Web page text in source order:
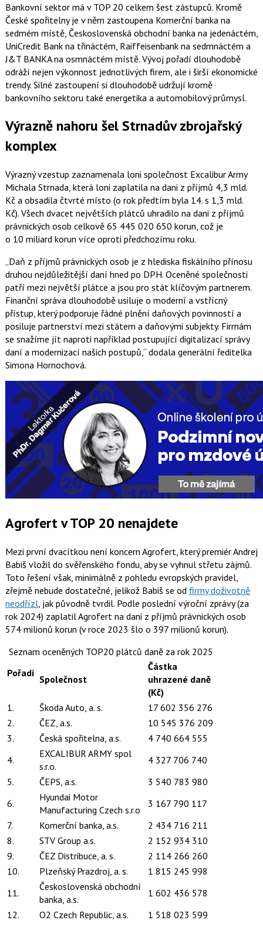
Bankovní sektor má v TOP 20 celkem šest zástupců. Kromě
České spořitelny je v něm zastoupena Komerční banka na
sedmém místě, Československá obchodní banka na jedenáctém,
UniCredit Bank na třináctém, Raiffeisenbank na sedmnáctém a
J&T BANKA na osmnáctém místě. Vývoj pořadí dlouhodobě
odráží nejen výkonnost jednotlivých firem, ale i širší ekonomické
trendy. Silné zastoupení si dlouhodobě udržují kromě
bankovního sektoru také energetika a automobilový průmysl.
Výrazně nahoru šel Strnadův zbrojařský
komplex
Výrazný vzestup zaznamenala loni společnost Excalibur Army
Michala Strnada, která loni zaplatila na dani z příjmů 4,3 mld.
Kč a obsadila čtvrté místo (o rok předtím byla 14. s 1,3 mld.
Kč). Všech dvacet největších plátců uhradilo na dani z příjmů
právnických osob celkově 65 445 020 650 korun, což je
o 10 miliard korun více oproti předchozímu roku.
Daň z příjmů právnických osob je z hlediska fiskálního přínosu
druhou nejdůležitější daní hned po DPH. Oceněné společnosti
patří mezi největší plátce a jsou pro stát klíčovým partnerem.
Finanční správa dlouhodobě usiluje o moderní a vstřícný
přístup, který podporuje řádné plnění daňových povinností a
posiluje partnerství mezi státem a daňovými subjekty. Firmám
se snažíme jít naproti například postupující digitalizací správy
daní a modernizací našich postupů, dodala generální ředitelka
Simona Hornochová.
Agrofert v TOP 20 nenajdete
Mezi první dvacítkou není koncern Agrofert, který premiér Andrej
Babiš vložil do svěřenského fondu, aby se vyhnul střetu zájmů.
Toto řešení však, minimálně z pohledu evropských pravidel,
zřejmě nebude dostatečné, jelikož Babiš se od firmy doživotně
neodřízl, jak původně tvrdil. Podle poslední výroční zprávy (za
rok 2024) zaplatil Agrofert na dani z příjmů právnických osob
574 milionů korun (v roce 2023 šlo o 397 milionů korun).
Seznam oceněných TOP20 plátců daně za rok 2025
Pořadí
Společnost
Částka
uhrazené daně
(Kč)
1.
Škoda Auto, a. s.
17 602 356 276
2.
ČEZ, a.s.
10 545 376 209
3.
Česká spořitelna, a.s.
4 740 664 555
4.
EXCALIBUR ARMY spol
s.r.o.
4 327 706 740
5.
ČEPS, a.s.
3 540 783 980
6.
Hyundai Motor
Manufacturing Czech s.r.o
3 167 790 117
7.
Komerční banka, a.s.
2 434 716 211
8.
STV Group a.s.
2 152 934 310
9.
ČEZ Distribuce, a. s.
2 114 266 260
10.
Plzeňský Prazdroj, a. s.
1 815 245 998
11.
Československá obchodní
banka, a.s.
1 602 436 578
12.
O2 Czech Republic, a.s.
1 518 023 599